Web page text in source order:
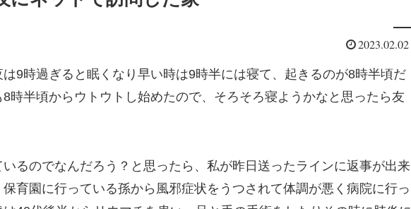
2023.02.02
9時過ぎると眠くなり早い時は9時半には寝て、起きるのが8時半頃だ
時半頃からウトウトし始めたので、そろそろ寝ようかなと思ったら友
るのでなんだろう？と思ったら、私が昨日送ったラインに返事が出来
育園に行っている孫から風邪症状をうつされて体調が悪く病院に行っ